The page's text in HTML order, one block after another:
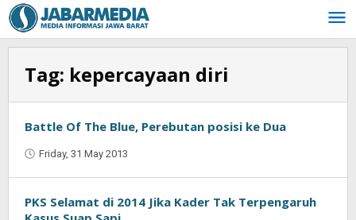
Skip
to
content
Tag: kepercayaan diri
Battle Of The Blue, Perebutan posisi ke Dua
Friday, 31 May 2013
PKS Selamat di 2014 Jika Kader Tak Terpengaruh